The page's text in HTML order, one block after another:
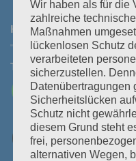
KONTAKT
Tel: +43 3464 30 505Mail:
Wir haben als für die
zahlreiche
Maßnahmen
lückenlosen Schutz
verarbeiteten
sicherzustellen.
Datenübertragungen
Sicherheitslücken
Schutz nicht
diesem Grund steht
frei,
alternativen Wegen,